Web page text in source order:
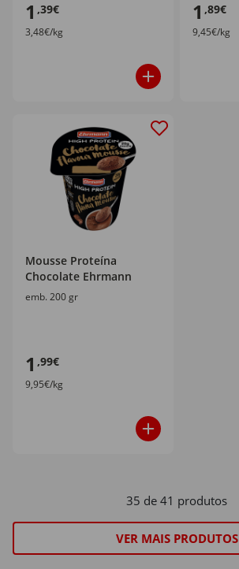
1 ,39€
3,48€/kg
1 ,89€
9,45€/kg
Mousse Proteína
Chocolate Ehrmann
emb. 200 gr
1 ,99€
9,95€/kg
35 de 41 produtos
VER MAIS PRODUTOS